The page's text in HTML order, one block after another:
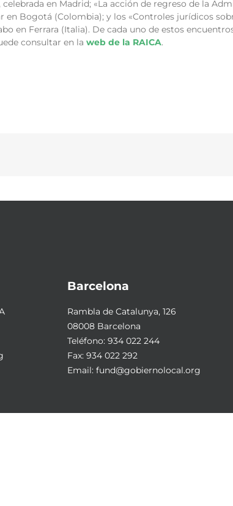
en Madrid; «La acción de regreso de la
en Bogotá (Colombia); y los «Controles jurídicos
en Ferrara (Italia). De cada uno de estos
consultar en la web de la RAICA.
Barcelona
Rambla de Catalunya, 126
08008 Barcelona
Teléfono: 934 022 244
Fax: 934 022 292
Email: fund@gobiernolocal.org